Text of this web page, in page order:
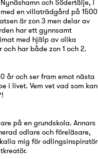
och Södertälje, i
en villaträdgård på 1500
är zon 3 men delar av
har ett gynnsamt
med hjälp av olika
och har både zon 1 och 2.
år och ser fram emot nästa
i livet. Vem vet vad som kan
på en grundskola. Annars
odlare och föreläsare,
mig för odlingsinspiratör